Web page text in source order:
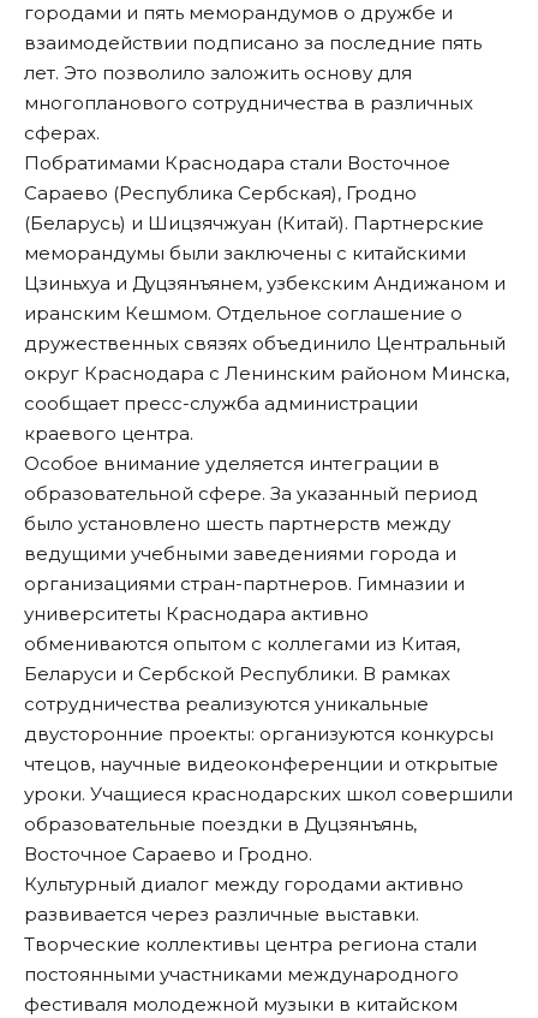
городами и пять меморандумов о дружбе и
взаимодействии подписано за последние пять
лет. Это позволило заложить основу для
многопланового сотрудничества в различных
сферах.
Побратимами Краснодара стали Восточное
Сараево (Республика Сербская), Гродно
(Беларусь) и Шицзячжуан (Китай). Партнерские
меморандумы были заключены с китайскими
Цзиньхуа и Дуцзянъянем, узбекским Андижаном и
иранским Кешмом. Отдельное соглашение о
дружественных связях объединило Центральный
округ Краснодара с Ленинским районом Минска,
сообщает пресс-служба администрации
краевого центра.
Особое внимание уделяется интеграции в
образовательной сфере. За указанный период
было установлено шесть партнерств между
ведущими учебными заведениями города и
организациями стран-партнеров. Гимназии и
университеты Краснодара активно
обмениваются опытом с коллегами из Китая,
Беларуси и Сербской Республики. В рамках
сотрудничества реализуются уникальные
двусторонние проекты: организуются конкурсы
чтецов, научные видеоконференции и открытые
уроки. Учащиеся краснодарских школ совершили
образовательные поездки в Дуцзянъянь,
Восточное Сараево и Гродно.
Культурный диалог между городами активно
развивается через различные выставки.
Творческие коллективы центра региона стали
постоянными участниками международного
фестиваля молодежной музыки в китайском